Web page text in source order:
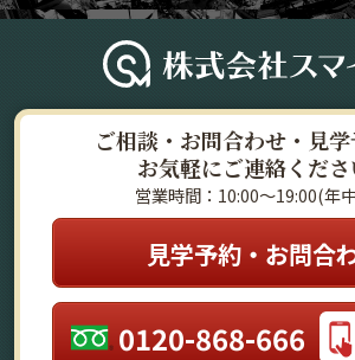
ご相談・お問合わせ・見
お気軽にご連絡くださ
営業時間：10:00～19:00(年
見学予約・お問合
0120-868-666